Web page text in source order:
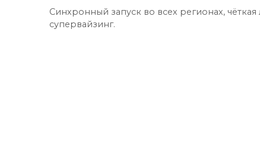
Синхронный запуск во всех регионах,
супервайзинг.